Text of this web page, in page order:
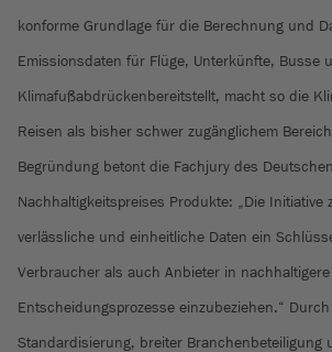
konforme Grundlage für die Berechnung und
Emissionsdaten für Flüge, Unterkünfte, Busse
Klimafußabdrückenbereitstellt, macht so die
Reisen als bisher schwer zugänglichem
Begründung betont die Fachjury des Deutschen
Nachhaltigkeitspreises Produkte: „Die Initiative
verlässliche und einheitliche Daten ein
Verbraucher als auch Anbieter in nachhaltigere
Entscheidungsprozesse einzubeziehen.“
Standardisierung, breiter Branchenbeteiligung